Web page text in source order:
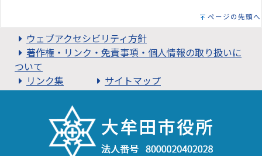
ページの先頭へ
ウェブアクセシビリティ方針
著作権・リンク・免責事項・個人情報の取り扱いに
ついて
リンク集
サイトマップ